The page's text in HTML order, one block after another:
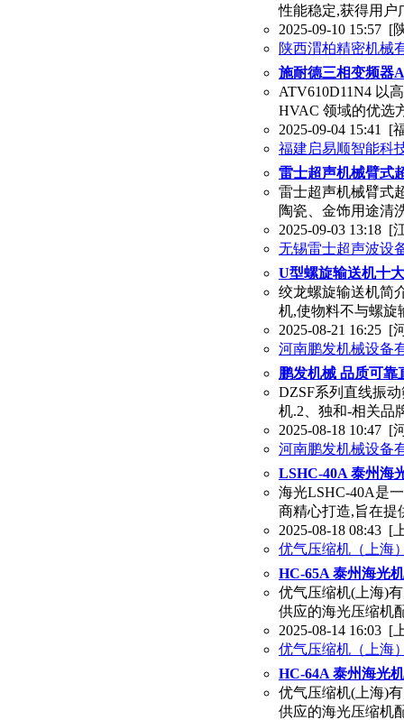
性能稳定,获得用户
2025-09-10 15:57 [
陕西渭柏精密机械
施耐德三相变频器
ATV610D11N4 以
HVAC 领域的优选
2025-09-04 15:41 [
福建启易顺智能科
雷士超声机械臂式
雷士超声机械臂式
陶瓷、金饰用途清
2025-09-03 13:18 [
无锡雷士超声波设
U型螺旋输送机十
绞龙螺旋输送机简
机,使物料不与螺旋
2025-08-21 16:25 [
河南鹏发机械设备
鹏发机械 品质可靠
DZSF系列直线振
机.2、独和-相关品
2025-08-18 10:47 [
河南鹏发机械设备
LSHC-40A 泰州海
海光LSHC-40A是
商精心打造,旨在提
2025-08-18 08:43 [
优气压缩机（上海
HC-65A 泰州海光
优气压缩机(上海)
供应的海光压缩机
2025-08-14 16:03 [
优气压缩机（上海
HC-64A 泰州海光
优气压缩机(上海)
供应的海光压缩机